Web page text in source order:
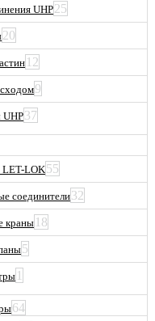
UHP25
20
12
9
UHP37
LET-LOK55
соединители32
краны 18
5
1
64